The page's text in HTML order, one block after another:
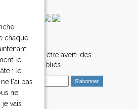
chaque
le
: le
l'ai pas
ne
vais
vous pour être averti des
articles publiés.